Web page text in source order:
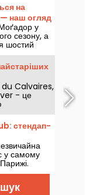
на
— наш огляд
у
сезону, а
шостий
після
залі.
усе!
du Calvaires,
- це
стендап-
у самому
на вас
відомі